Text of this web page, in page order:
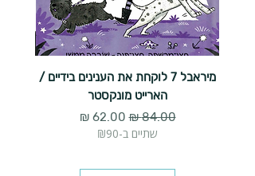
מיראבל 7 לוקחת את הענינים בידיים /
הארייט מונקסטר
מחיר רגיל‏84.00 ‏₪ מחיר מבצע
שתיים ב-₪90